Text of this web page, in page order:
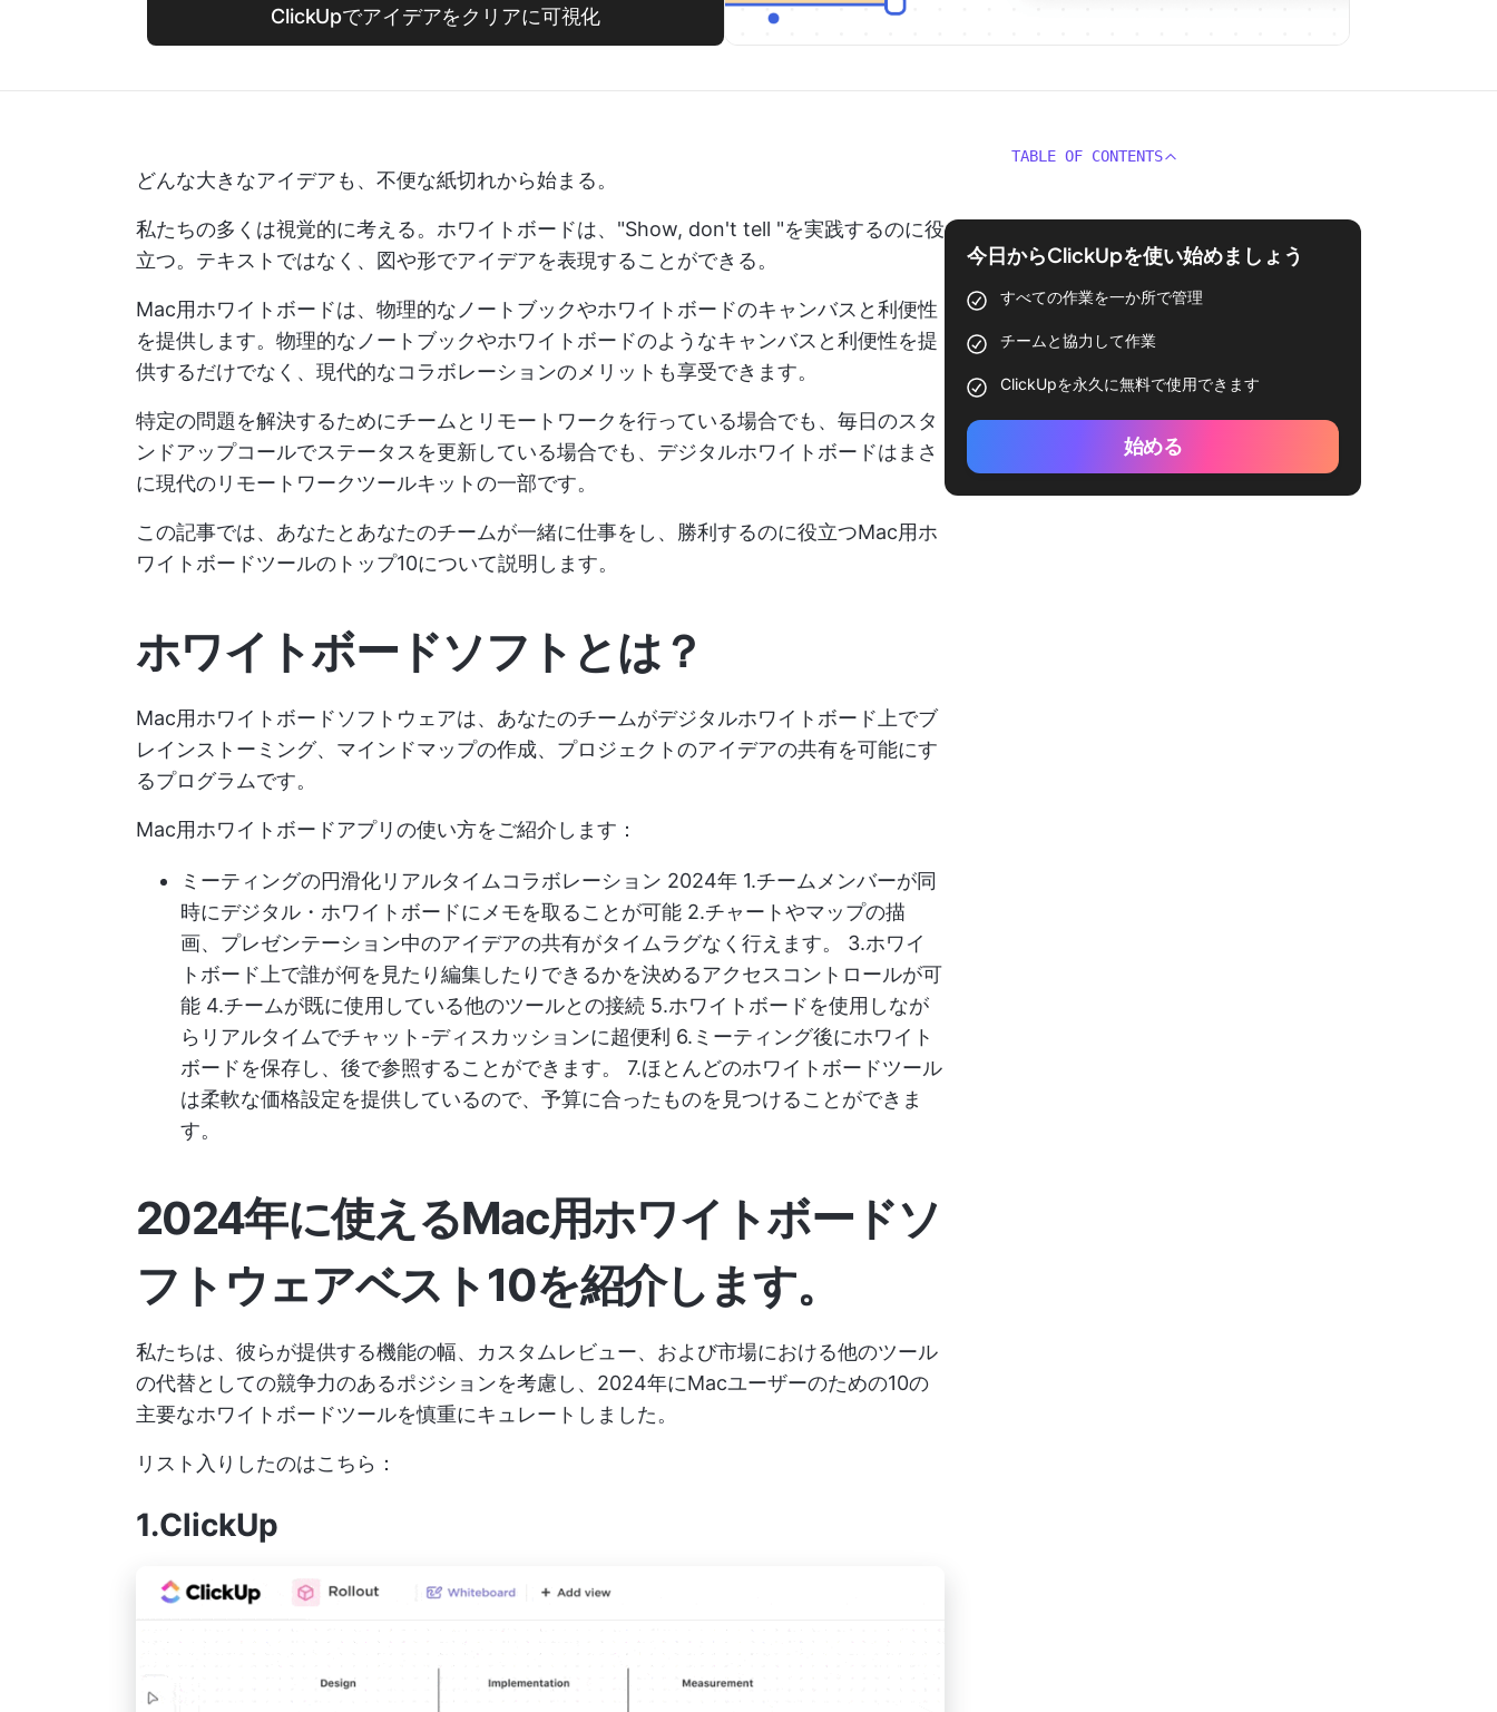
ClickUpでアイデアをクリアに可視化
どんな大きなアイデアも、不便な紙切れから始まる。
私たちの多くは視覚的に考える。ホワイトボードは、"Show, don't tell "を実践するのに役
立つ。テキストではなく、図や形でアイデアを表現することができる。
Mac用ホワイトボードは、物理的なノートブックやホワイトボードのキャンバスと利便性
を提供します。物理的なノートブックやホワイトボードのようなキャンバスと利便性を提
供するだけでなく、現代的なコラボレーションのメリットも享受できます。
特定の問題を解決するためにチームとリモートワークを行っている場合でも、毎日のスタ
ンドアップコールでステータスを更新している場合でも、デジタルホワイトボードはまさ
に現代のリモートワークツールキットの一部です。
この記事では、あなたとあなたのチームが一緒に仕事をし、勝利するのに役立つMac用ホ
ワイトボードツールのトップ10について説明します。
ホワイトボードソフトとは？
Mac用ホワイトボードソフトウェアは、あなたのチームがデジタルホワイトボード上でブ
レインストーミング、マインドマップの作成、プロジェクトのアイデアの共有を可能にす
るプログラムです。
Mac用ホワイトボードアプリの使い方をご紹介します：
ミーティングの円滑化リアルタイムコラボレーション 2024年 1.チームメンバーが同
時にデジタル・ホワイトボードにメモを取ることが可能 2.チャートやマップの描
画、プレゼンテーション中のアイデアの共有がタイムラグなく行えます。 3.ホワイ
トボード上で誰が何を見たり編集したりできるかを決めるアクセスコントロールが可
能 4.チームが既に使用している他のツールとの接続 5.ホワイトボードを使用しなが
らリアルタイムでチャット-ディスカッションに超便利 6.ミーティング後にホワイト
ボードを保存し、後で参照することができます。 7.ほとんどのホワイトボードツール
は柔軟な価格設定を提供しているので、予算に合ったものを見つけることができま
す。
2024年に使えるMac用ホワイトボードソ
フトウェアベスト10を紹介します。
私たちは、彼らが提供する機能の幅、カスタムレビュー、および市場における他のツール
の代替としての競争力のあるポジションを考慮し、2024年にMacユーザーのための10の
主要なホワイトボードツールを慎重にキュレートしました。
リスト入りしたのはこちら：
1.ClickUp
TABLE OF CONTENTS
今日からClickUpを使い始めましょう
すべての作業を一か所で管理
チームと協力して作業
ClickUpを永久に無料で使用できます
始める